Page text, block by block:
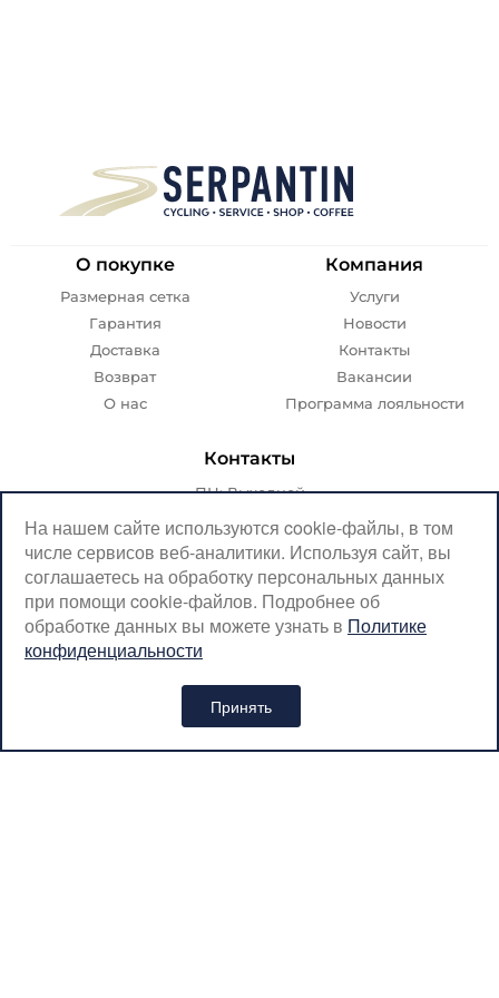
О покупке
Размерная сетка
Гарантия
Доставка
Возврат
О нас
Компания
Услуги
Новости
Контакты
Вакансии
Программа лояльности
Контакты
ПН: Выходной
ВТ-ПТ: с 07:00 до 20:00
СБ-ВС: с 08:00 до 18:00
Москва, Крылатская, 10
SerpantinCyclingShop@gmail.com
+7 (926) 899-38-31
На нашем сайте используются cookie-файлы, в том
числе сервисов веб-аналитики. Используя сайт, вы
соглашаетесь на обработку персональных данных
при помощи cookie-файлов. Подробнее об
обработке данных вы можете узнать в Политике
конфиденциальности
Принять